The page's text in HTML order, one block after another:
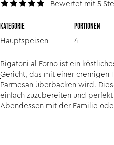
Bewertet mit 5
KATEGORIE
Hauptspeisen
PORTIONEN
4
Rigatoni al Forno ist ein
Gericht, das mit einer cremigen
Parmesan überbacken wird.
einfach zuzubereiten und
Abendessen mit der Familie